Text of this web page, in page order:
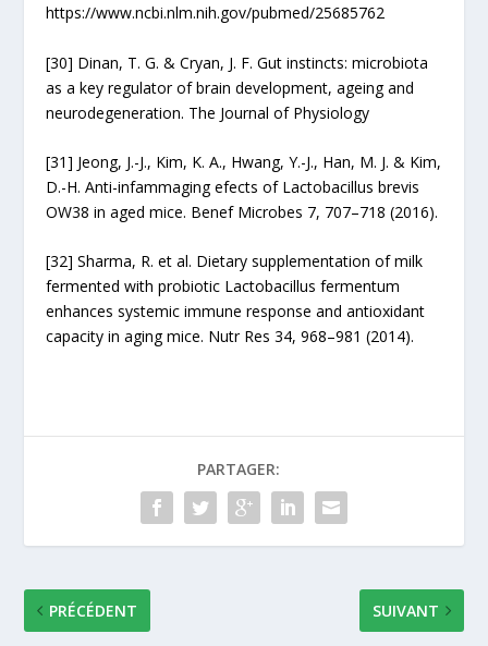
https://www.ncbi.nlm.nih.gov/pubmed/25685762
[30] Dinan, T. G. & Cryan, J. F. Gut instincts: microbiota
as a key regulator of brain development, ageing and
neurodegeneration. The Journal of Physiology
[31] Jeong, J.-J., Kim, K. A., Hwang, Y.-J., Han, M. J. & Kim,
D.-H. Anti-infammaging efects of Lactobacillus brevis
OW38 in aged mice. Benef Microbes 7, 707–718 (2016).
[32] Sharma, R. et al. Dietary supplementation of milk
fermented with probiotic Lactobacillus fermentum
enhances systemic immune response and antioxidant
capacity in aging mice. Nutr Res 34, 968–981 (2014).
PARTAGER:
PRÉCÉDENT SUIVANT